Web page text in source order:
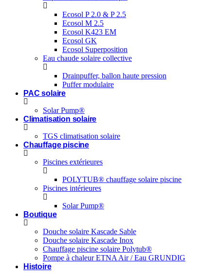
Ecosol P 2.0 & P 2.5
Ecosol M 2.5
Ecosol K423 EM
Ecosol GK
Ecosol Superposition
Eau chaude solaire collective
Drainpuffer, ballon haute pression
Puffer modulaire
PAC solaire
Solar Pump®
Climatisation solaire
TGS climatisation solaire
Chauffage piscine
Piscines extérieures
POLYTUB® chauffage solaire piscine
Piscines intérieures
Solar Pump®
Boutique
Douche solaire Kascade Sable
Douche solaire Kascade Inox
Chauffage piscine solaire Polytub®
Pompe à chaleur ETNA Air / Eau GRUNDIG
Histoire
FR